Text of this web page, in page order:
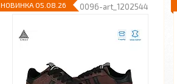
R0096-art_1202544
НОВИНКА 05.08.26